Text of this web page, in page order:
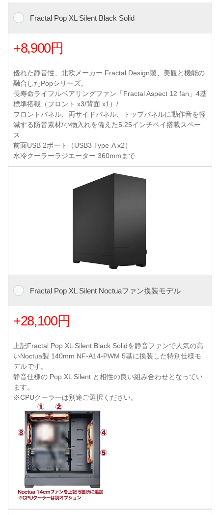
Fractal Pop XL Silent Black Solid
+8,900円
優れた静音性、北欧メーカー Fractal Design製、美観と機能の
融合したPopシリーズ。
長寿命ライフルベアリングファン「Fractal Aspect 12 fan」4基
標準搭載（フロント x3/背面 x1）/
フロントパネル、両サイドパネル、トップパネルに動作音を軽
減する防音素材/小物入れを備えた5.25インチベイ搭載スペー
ス
前面USB 2ポート（USB3 Type-A x2）
水冷クーラーラジエーター 360mmまで
Fractal Pop XL Silent Noctuaファン換装モデル
+28,100円
上記Fractal Pop XL Silent Black Solidを静音ファンで人気の高
いNoctua製 140mm NF-A14-PWM 5基に換装した特別仕様モ
デルです。
静音仕様の Pop XL Silent と相性の良い組み合わせとなってい
ます。
※CPUクーラーは別途ご選択ください。